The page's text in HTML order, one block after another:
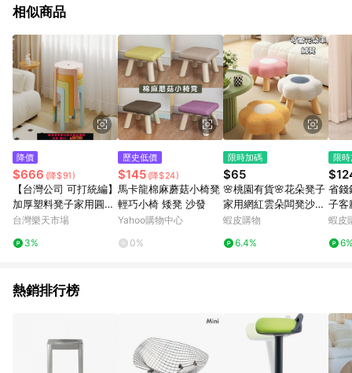
台灣樂天市場，並在同一瀏覽器於24小時內結帳，才享有 LINE
市場 45 天內完成訂單出貨及結帳，則不符合贈點資格。 (4) 如
使用APP、或中途瀏覽比價網、回饋網、Google等其他網頁、或
由網頁版(電腦版/手機版網頁)切換為App都將會造成追蹤中斷而
無法進行 LINE POINTS 回饋。 (5) LINE 購物為購物資訊整合性
平台，商品資料更新會有時間差，如顯示之商品規格、顏色、價
位、贈品與台灣樂天市場銷售網頁不符，以銷售網頁標示為準。
(6) 導購訂單已逾 365 天，根據台灣樂天回饋規定，逾期訂單將
點數回饋或點數回饋有爭議，台灣樂天市場保有更改條款與法律
追訴之權利，活動詳情以樂天市場網站公告為準。
相似商品
降價
$666 (降$91)
【台灣公司 可打統編】
加厚塑料凳子家用圓凳
簡約板凳可疊放摞疊風
台灣樂天市場
3%
歷史低價
$145 (降$24)
馬卡龍棉麻蘑菇小椅凳
輕巧小椅 矮凳 沙發
Yahoo購物中心
0%
限時加碼
$65
🌸桃園有貨🌸花朵凳子
家用網紅雲朵闆凳沙髮
客廳兒童可愛可愛女生
蝦皮購物
6.4%
限
省錢
子客
門口
凳子
蝦皮
熱銷排行榜